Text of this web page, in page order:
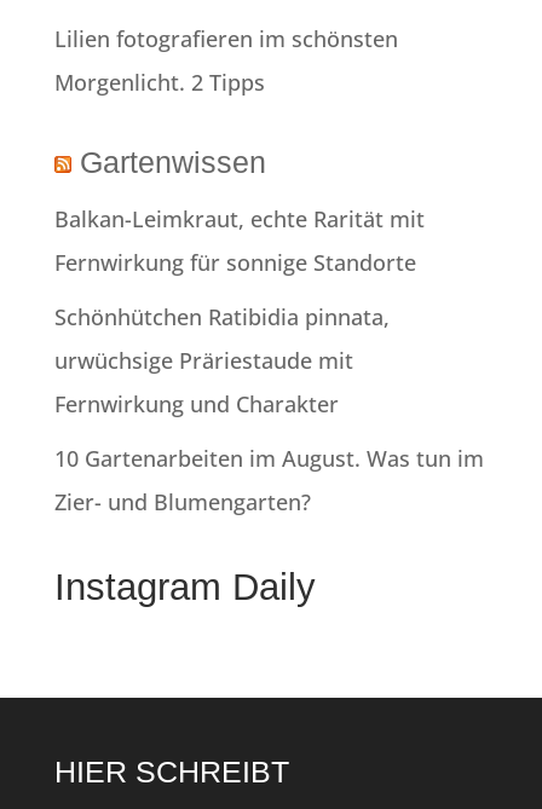
Lilien fotografieren im schönsten
Morgenlicht. 2 Tipps
Gartenwissen
Balkan-Leimkraut, echte Rarität mit
Fernwirkung für sonnige Standorte
Schönhütchen Ratibidia pinnata,
urwüchsige Präriestaude mit
Fernwirkung und Charakter
10 Gartenarbeiten im August. Was tun im
Zier- und Blumengarten?
Instagram Daily
HIER SCHREIBT